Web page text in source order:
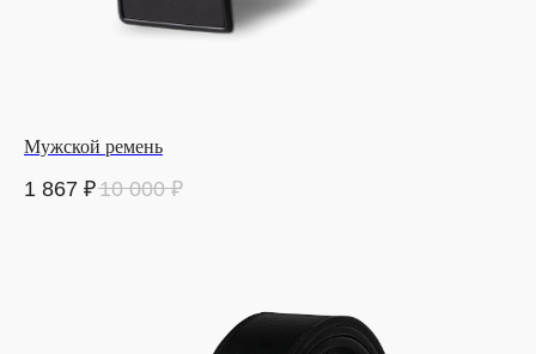
Мужской ремень
1 867 ₽10 000 ₽